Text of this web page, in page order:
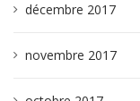
décembre 2017
novembre 2017